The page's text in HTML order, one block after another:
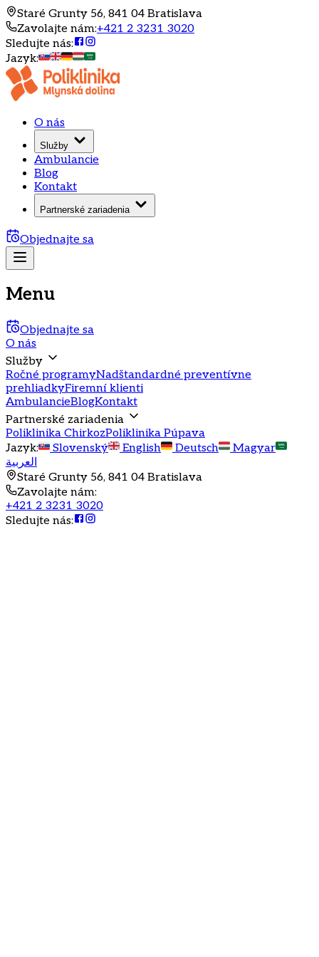
Staré Grunty 56, 841 04 Bratislava
Zavolajte nám:+421 2 3231 3020
Sledujte nás:
Jazyk:
O nás
Služby
Ambulancie
Blog
Kontakt
Partnerské zariadenia
Objednajte sa
Menu
Objednajte sa
O nás
Služby
Ročné programyNadštandardné preventívne
prehliadkyFiremní klienti
AmbulancieBlogKontakt
Partnerské zariadenia
Poliklinika ChirkozPoliklinika Púpava
Jazyk: Slovenský English Deutsch
Magyar
العربية
Staré Grunty 56, 841 04 Bratislava
Zavolajte nám:
+421 2 3231 3020
Sledujte nás: